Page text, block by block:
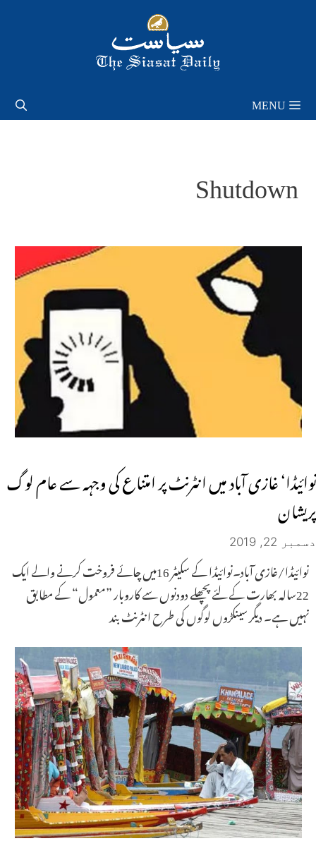
MENU
Shutdown
نوائیڈا‘ غازی آباد میں انٹرنٹ پر امتناع کی وجہہ سے عام لوگ
پریشان
دسمبر 22, 2019
نوائیڈا/غازی آباد۔نوائیڈا کے سکیٹر 16میں چائے فروخت کرنے والے ایک
22سالہ بھارت کے لئے پچھلے دودنوں سے کاروبار ”معمول“ کے مطابق
نہیں ہے۔ دیگر سینکڑوں لوگوں کی طرح انٹرنٹ بند